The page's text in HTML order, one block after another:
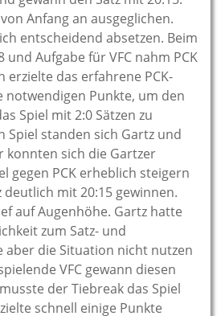
Anfang an ausgeglichen.
entscheidend absetzen. Beim
und Aufgabe für VFC nahm PCK
erzielte das erfahrene PCK-
notwendigen Punkte, um den
Spiel mit 2:0 Sätzen zu
Spiel standen sich Gartz und
konnten sich die Gartzer
gegen PCK erheblich steigern
mit 20:15 gewinnen.
auf Augenhöhe. Gartz hatte
zum Satz- und
aber die Situation nicht nutzen
VFC gewann diesen
der Tiebreak das Spiel
schnell einige Punkte